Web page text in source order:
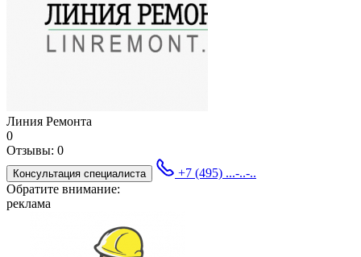
Линия Ремонта
0
Отзывы: 0
Консультация специалиста
+7 (495) ...-..-..
Обратите внимание:
реклама